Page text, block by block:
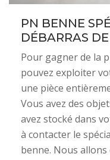
PN BENNE
DÉBARRAS
Pour gagner de la
pouvez exploiter
une pièce
Vous avez des
avez stocké dans
à contacter le
benne. Nous